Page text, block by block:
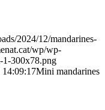
2024/12/mandarines-
wp/wp-
1-300x78.png
14:09:17Mini mandarines